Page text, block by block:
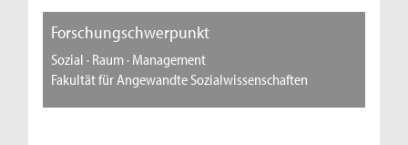
Forschungschwerpunkt
Sozial · Raum · Management
Fakultät für Angewandte Sozialwissenschaften